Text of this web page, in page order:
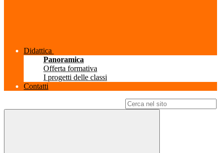
Didattica
Panoramica
Offerta formativa
I progetti delle classi
Contatti